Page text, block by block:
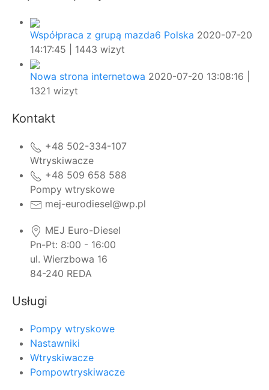
Współpraca z grupą mazda6 Polska 2020-07-20
14:17:45 | 1443 wizyt
Nowa strona internetowa 2020-07-20 13:08:16 |
1321 wizyt
Kontakt
+48 502-334-107
Wtryskiwacze
+48 509 658 588
Pompy wtryskowe
mej-eurodiesel@wp.pl
MEJ Euro-Diesel
Pn-Pt: 8:00 - 16:00
ul. Wierzbowa 16
84-240 REDA
Usługi
Pompy wtryskowe
Nastawniki
Wtryskiwacze
Pompowtryskiwacze